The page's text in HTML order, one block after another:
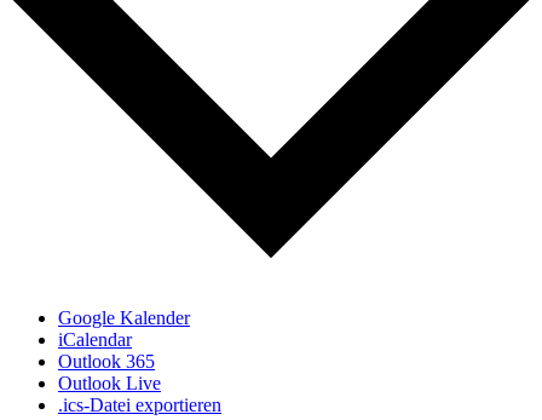
Google Kalender
iCalendar
Outlook 365
Outlook Live
.ics-Datei exportieren